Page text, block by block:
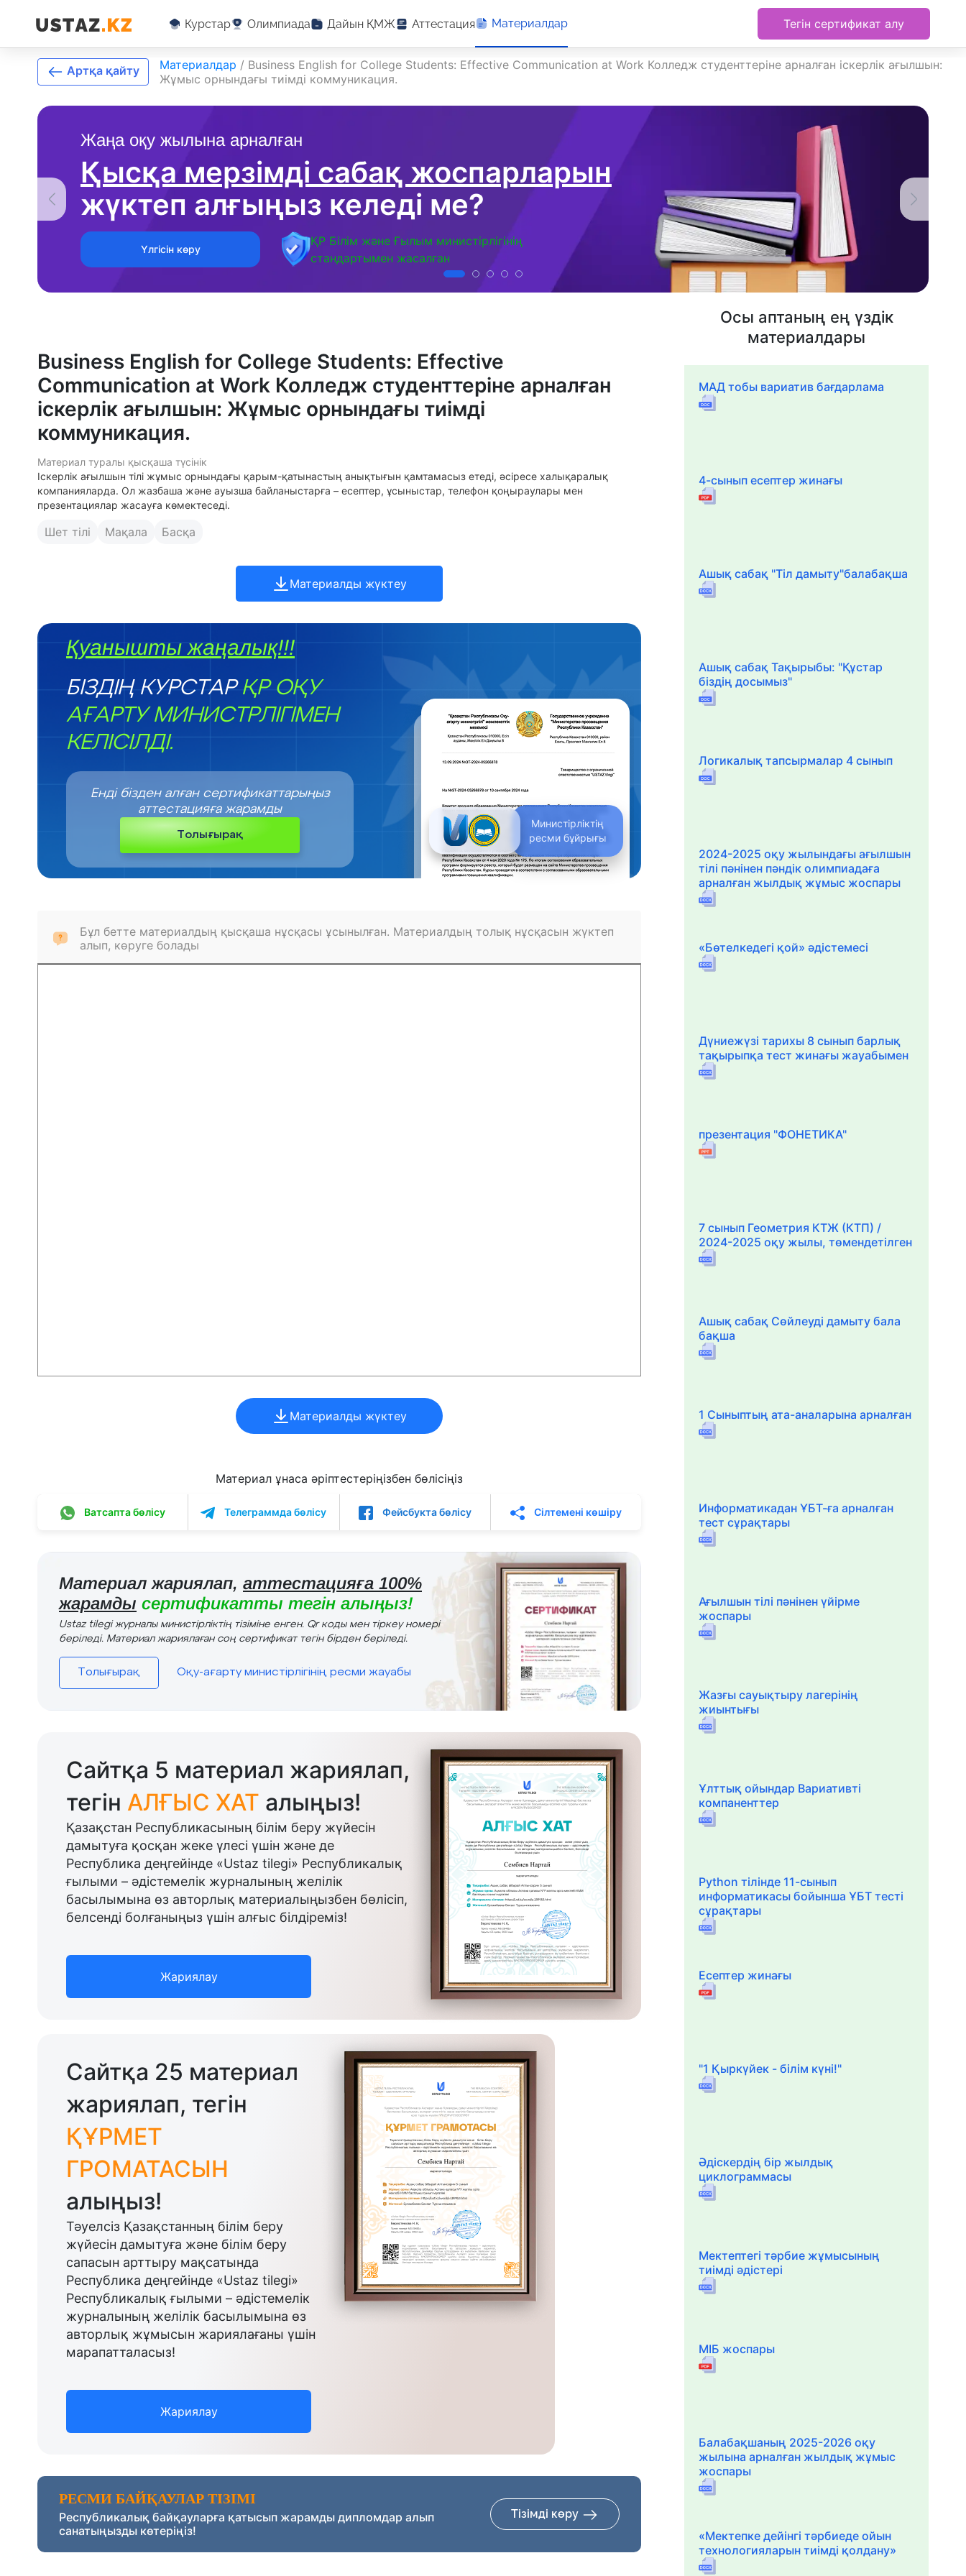
Курстар Олимпиада Дайын ҚМЖ Аттестация Материалдар Тегін сертификат алу
Жаңа оқу жылына арналған
Қысқа мерзімді сабақ жоспарларын
жүктеп алғыңыз келеді ме?
Үлгісін көру
ҚР Білім және Ғылым министірлігінің
стандартымен жасалған
Артқа қайту Материалдар / Business English for College Students: Effective Communication at Work Колледж студенттеріне арналған іскерлік ағылшын:
Жұмыс орнындағы тиімді коммуникация.
Business English for College Students: Effective
Communication at Work Колледж студенттеріне арналған
іскерлік ағылшын: Жұмыс орнындағы тиімді
коммуникация.
Материал туралы қысқаша түсінік
Іскерлік ағылшын тілі жұмыс орнындағы қарым-қатынастың анықтығын қамтамасыз етеді, әсіресе халықаралық
компанияларда. Ол жазбаша және ауызша байланыстарға – есептер, ұсыныстар, телефон қоңыраулары мен
презентациялар жасауға көмектеседі.
Шет тілі Мақала Басқа
Материалды жүктеу
Қуанышты жаңалық!!!
БІЗДІҢ КУРСТАР ҚР ОҚУ
АҒАРТУ МИНИСТРЛІГІМЕН
КЕЛІСІЛДІ.
Министірліктің
ресми бұйрығы
Енді бізден алған сертификаттарыңыз
аттестацияға жарамды
Толығырақ
Бұл бетте материалдың қысқаша нұсқасы ұсынылған. Материалдың толық нұсқасын жүктеп
алып, көруге болады
Материалды жүктеу
Материал ұнаса әріптестеріңізбен бөлісіңіз
Ватсапта бөлісу Телеграммда бөлісу Фейсбукта бөлісу Сілтемені көшіру
Материал жариялап, аттестацияға 100%
жарамды сертификатты тегін алыңыз!
Ustaz tilegi журналы министірліктің тізіміне енген. Qr коды мен тіркеу номері
беріледі. Материал жариялаған соң сертификат тегін бірден беріледі.
Толығырақ Оқу-ағарту министірлігінің ресми жауабы
Сайтқа 5 материал жариялап,
тегін АЛҒЫС ХАТ алыңыз!
Қазақстан Республикасының білім беру жүйесін
дамытуға қосқан жеке үлесі үшін және де
Республика деңгейінде «Ustaz tilegi» Республикалық
ғылыми – әдістемелік журналының желілік
басылымына өз авторлық материалыңызбен бөлісіп,
белсенді болғаныңыз үшін алғыс білдіреміз!
Жариялау
Сайтқа 25 материал
жариялап, тегін
ҚҰРМЕТ
ГРОМАТАСЫН
алыңыз!
Тәуелсіз Қазақстанның білім беру
жүйесін дамытуға және білім беру
сапасын арттыру мақсатында
Республика деңгейінде «Ustaz tilegi»
Республикалық ғылыми – әдістемелік
журналының желілік басылымына өз
авторлық жұмысын жариялағаны үшін
марапатталасыз!
Жариялау
РЕСМИ БАЙҚАУЛАР ТІЗІМІ
Республикалық байқауларға қатысып жарамды дипломдар алып
санатыңызды көтеріңіз!
Тізімді көру
Осы аптаның ең үздік
материалдары
МАД тобы вариатив бағдарлама
4-сынып есептер жинағы
Ашық сабақ "Тіл дамыту"балабақша
Ашық сабақ Тақырыбы: "Құстар
біздің досымыз"
Логикалық тапсырмалар 4 сынып
2024-2025 оқу жылындағы ағылшын
тілі пәнінен пәндік олимпиадаға
арналған жылдық жұмыс жоспары
«Бөтелкедегі қой» әдістемесі
Дүниежүзі тарихы 8 сынып барлық
тақырыпқа тест жинағы жауабымен
презентация "ФОНЕТИКА"
7 сынып Геометрия КТЖ (КТП) /
2024-2025 оқу жылы, төмендетілген
Ашық сабақ Сөйлеуді дамыту бала
бақша
1 Сыныптың ата-аналарына арналған
Информатикадан ҰБТ-ға арналған
тест сұрақтары
Ағылшын тілі пәнінен үйірме
жоспары
Жазғы сауықтыру лагерінің
жиынтығы
Ұлттық ойындар Вариативті
компаненттер
Python тілінде 11-сынып
информатикасы бойынша ҰБТ тесті
сұрақтары
Есептер жинағы
"1 Қыркүйек - білім күні!"
Әдіскердің бір жылдық
циклограммасы
Мектептегі тәрбие жұмысының
тиімді әдістері
МІБ жоспары
Балабақшаның 2025-2026 оқу
жылына арналған жылдық жұмыс
жоспары
«Мектепке дейінгі тәрбиеде ойын
технологияларын тиімді қолдану»